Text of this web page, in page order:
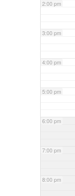
2:00 pm
3:00 pm
4:00 pm
5:00 pm
6:00 pm
7:00 pm
8:00 pm